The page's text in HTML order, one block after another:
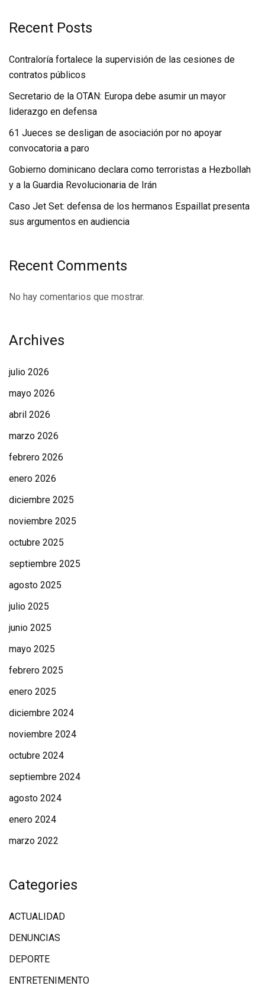
Recent Posts
Contraloría fortalece la supervisión de las cesiones de
contratos públicos
Secretario de la OTAN: Europa debe asumir un mayor
liderazgo en defensa
61 Jueces se desligan de asociación por no apoyar
convocatoria a paro
Gobierno dominicano declara como terroristas a Hezbollah
y a la Guardia Revolucionaria de Irán
Caso Jet Set: defensa de los hermanos Espaillat presenta
sus argumentos en audiencia
Recent Comments
No hay comentarios que mostrar.
Archives
julio 2026
mayo 2026
abril 2026
marzo 2026
febrero 2026
enero 2026
diciembre 2025
noviembre 2025
octubre 2025
septiembre 2025
agosto 2025
julio 2025
junio 2025
mayo 2025
febrero 2025
enero 2025
diciembre 2024
noviembre 2024
octubre 2024
septiembre 2024
agosto 2024
enero 2024
marzo 2022
Categories
ACTUALIDAD
DENUNCIAS
DEPORTE
ENTRETENIMENTO